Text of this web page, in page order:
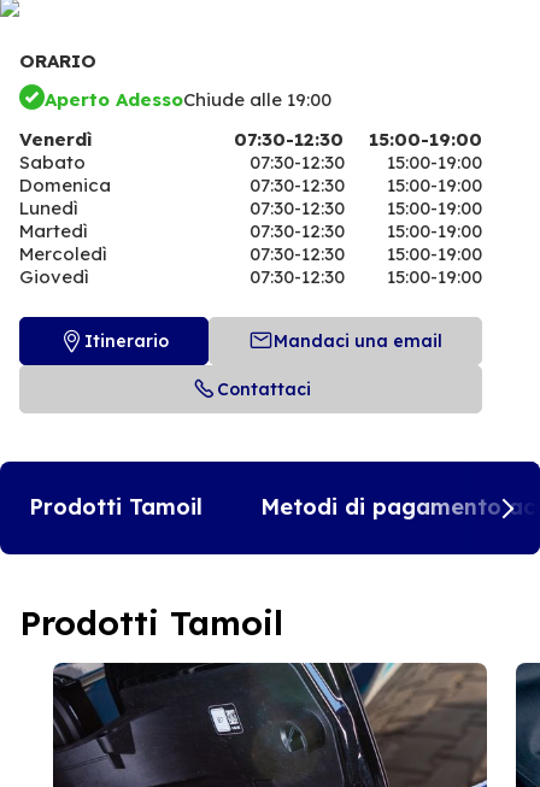
ORARIO
Aperto AdessoChiude alle 19:00
Venerdì
07:30-12:30
15:00-19:00
Sabato
07:30-12:30
15:00-19:00
Domenica
07:30-12:30
15:00-19:00
Lunedì
07:30-12:30
15:00-19:00
Martedì
07:30-12:30
15:00-19:00
Mercoledì
07:30-12:30
15:00-19:00
Giovedì
07:30-12:30 15:00-19:00
Itinerario Mandaci una email
Contattaci
Prodotti Tamoil Metodi di pagamento
Prodotti Tamoil